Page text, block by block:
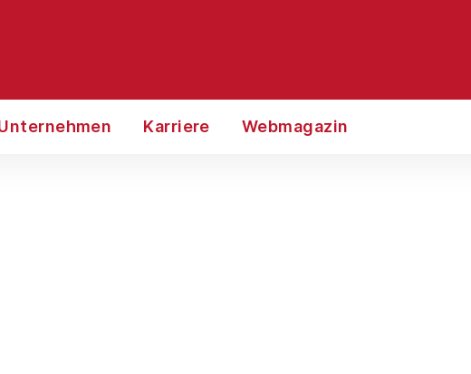
Karriere Webmagazin